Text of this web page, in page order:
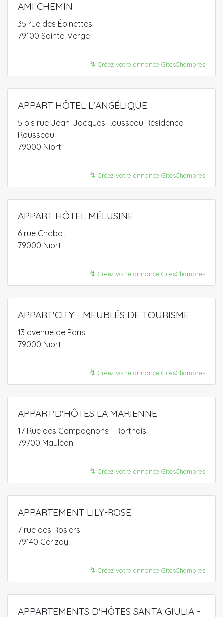
AMI CHEMIN
35 rue des Épinettes
79100 Sainte-Verge
↯ Créez votre annonce GitesChambres
APPART HÔTEL L'ANGÉLIQUE
5 bis rue Jean-Jacques Rousseau Résidence
Rousseau
79000 Niort
↯ Créez votre annonce GitesChambres
APPART HÔTEL MÉLUSINE
6 rue Chabot
79000 Niort
↯ Créez votre annonce GitesChambres
APPART'CITY - MEUBLÉS DE TOURISME
13 avenue de Paris
79000 Niort
↯ Créez votre annonce GitesChambres
APPART'D'HÔTES LA MARIENNE
17 Rue des Compagnons - Rorthais
79700 Mauléon
↯ Créez votre annonce GitesChambres
APPARTEMENT LILY-ROSE
7 rue des Rosiers
79140 Cerizay
↯ Créez votre annonce GitesChambres
APPARTEMENTS D'HÔTES SANTA GIULIA -